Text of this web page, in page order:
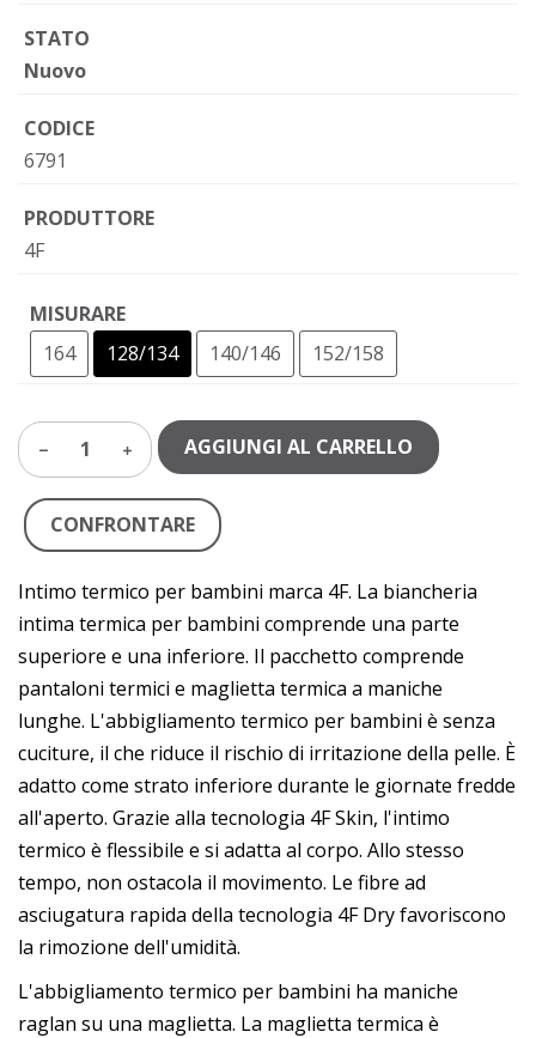
STATO
Nuovo
CODICE
6791
PRODUTTORE
4F
MISURARE
164
128/134 140/146 152/158
1 AGGIUNGI AL CARRELLO
CONFRONTARE
Intimo termico per bambini marca 4F. La biancheria
intima termica per bambini comprende una parte
superiore e una inferiore. Il pacchetto comprende
pantaloni termici e maglietta termica a maniche
lunghe. L'abbigliamento termico per bambini è senza
cuciture, il che riduce il rischio di irritazione della pelle. È
adatto come strato inferiore durante le giornate fredde
all'aperto. Grazie alla tecnologia 4F Skin, l'intimo
termico è flessibile e si adatta al corpo. Allo stesso
tempo, non ostacola il movimento. Le fibre ad
asciugatura rapida della tecnologia 4F Dry favoriscono
la rimozione dell'umidità.
L'abbigliamento termico per bambini ha maniche
raglan su una maglietta. La maglietta termica è